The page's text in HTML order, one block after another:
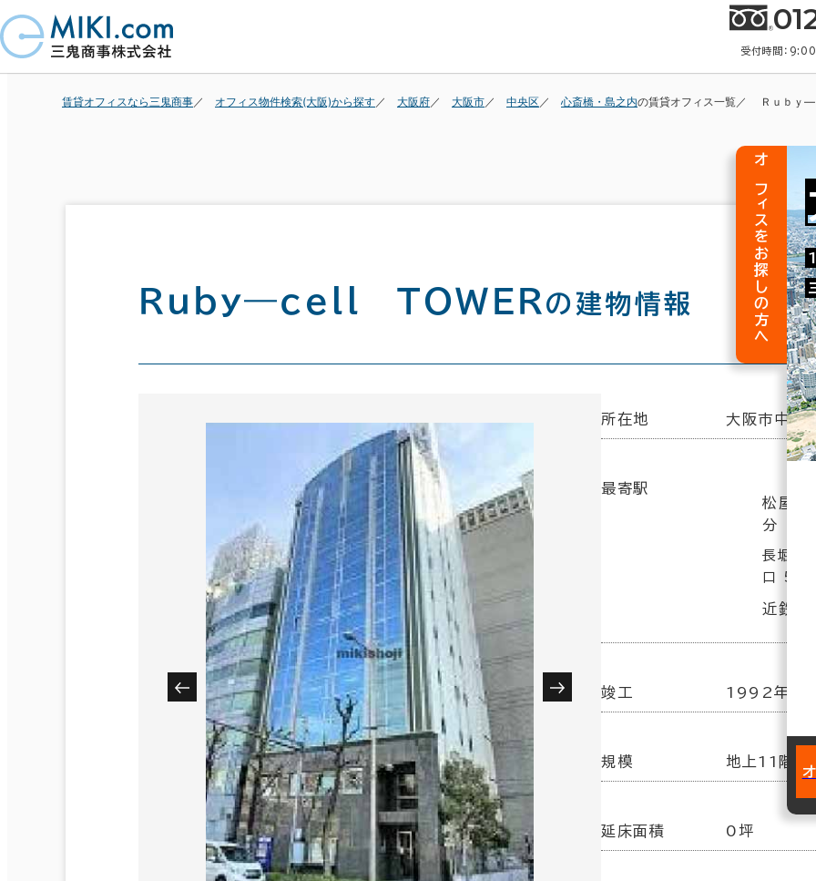
受付時間：
賃貸オフィスなら三鬼商事 オフィス物件検索(大阪)から探す 大阪府 大阪市 中央区 心斎橋・島之内の賃貸オフィス一覧 Ｒｕｂｙ
Ｒｕｂｙ―ｃｅｌｌ ＴＯＷＥＲ の建物情報
所在地 大阪市中
最寄駅
松屋町
分
長堀橋
口 5分
近鉄
竣工 1992年 2
規模 地上11階建
延床面積 0坪
オフィスをお探しの方へ